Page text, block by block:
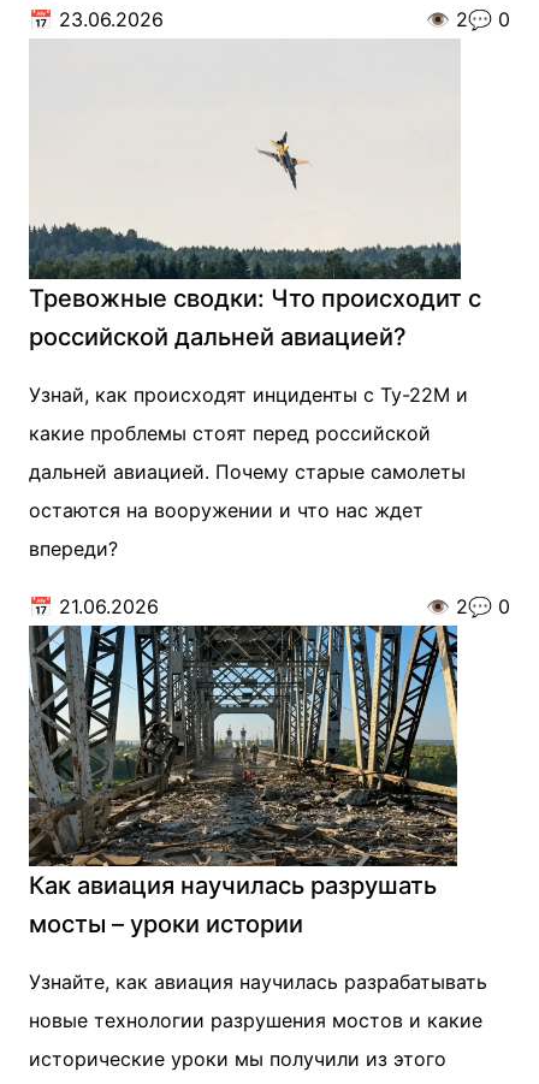
📅 23.06.2026 👁️ 2💬 0
Тревожные сводки: Что происходит с
российской дальней авиацией?
Узнай, как происходят инциденты с Ту-22М и
какие проблемы стоят перед российской
дальней авиацией. Почему старые самолеты
остаются на вооружении и что нас ждет
впереди?
📅 21.06.2026 👁️ 2💬 0
Как авиация научилась разрушать
мосты – уроки истории
Узнайте, как авиация научилась разрабатывать
новые технологии разрушения мостов и какие
исторические уроки мы получили из этого